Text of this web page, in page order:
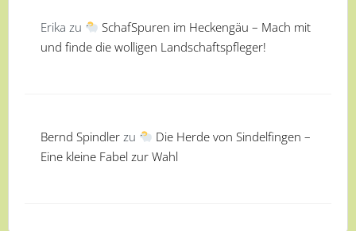
Erika zu
SchafSpuren im Heckengäu – Mach mit
und finde die wolligen Landschaftspfleger!
Bernd Spindler zu
Die Herde von Sindelfingen –
Eine kleine Fabel zur Wahl